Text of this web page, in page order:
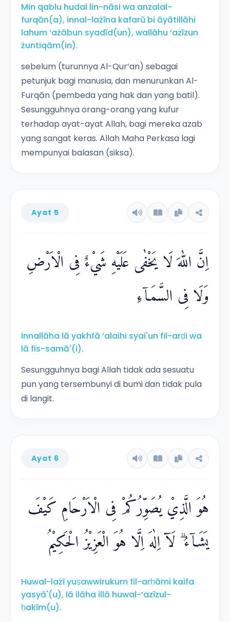
Min qablu hudal lin-nāsi wa anzalal-
furqān(a), innal-lażīna kafarū bi āyātillāhi
lahum ‘ażābun syadīd(un), wallāhu ‘azīzun
żuntiqām(in).
sebelum (turunnya Al-Qur’an) sebagai
petunjuk bagi manusia, dan menurunkan Al-
Furqān (pembeda yang hak dan yang batil).
Sesungguhnya orang-orang yang kufur
terhadap ayat-ayat Allah, bagi mereka azab
yang sangat keras. Allah Maha Perkasa lagi
mempunyai balasan (siksa).
Ayat 5
اِنَّ اللّٰهَ لَا يَخْفٰى عَلَيْهِ شَيْءٌ فِى الْاَرْضِ
وَلَا فِى السَّمَاۤءِ
Innallāha lā yakhfā ‘alaihi syai'un fil-arḍi wa
lā fis-samā'(i).
Sesungguhnya bagi Allah tidak ada sesuatu
pun yang tersembunyi di bumi dan tidak pula
di langit.
Ayat 6
هُوَ الَّذِيْ يُصَوِّرُكُمْ فِى الْاَرْحَامِ كَيْفَ
يَشَاۤءُ ۗ لَآ اِلٰهَ اِلَّا هُوَ الْعَزِيْزُ الْحَكِيْمُ
Huwal-lażī yuṣawwirukum fil-arḥāmi kaifa
yasyā'(u), lā ilāha illā huwal-‘azīzul-
ḥakīm(u).